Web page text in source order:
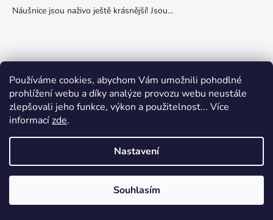
Používáme cookies, abychom Vám umožnili pohodlné
prohlížení webu a díky analýze provozu webu neustále
zlepšovali jeho funkce, výkon a použitelnost... Více
informacízde.
Nastavení
Souhlasím
Náušnice jsou naživo ještě krásnější! Jsou...